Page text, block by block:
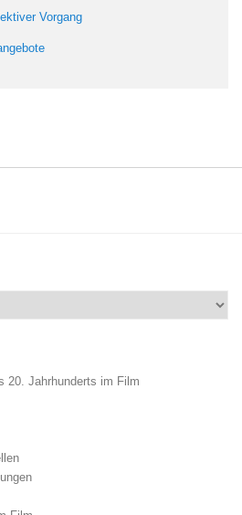
Vorgang
20. Jahrhunderts im Film